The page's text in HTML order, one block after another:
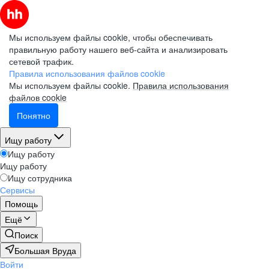
Мы используем файлы cookie, чтобы обеспечивать
правильную работу нашего веб-сайта и анализировать
сетевой трафик.
Правила использования файлов cookie
Мы используем файлы cookie. Правила использования
файлов cookie
Понятно
Ищу работу
Ищу работу
Ищу работу
Ищу сотрудника
Сервисы
Помощь
Ещё
Поиск
Большая Вруда
Войти